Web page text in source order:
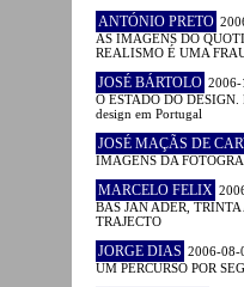
ANTÓNIO PRETO
AS IMAGENS DO
REALISMO É UMA
JOSÉ BÁRTOLO 2006-
O ESTADO DO DESIGN.
design em Portugal
JOSÉ MAÇÃS DE
IMAGENS DA
MARCELO FELIX
BAS JAN ADER,
TRAJECTO
JORGE DIAS 2006-08-
UM PERCURSO POR